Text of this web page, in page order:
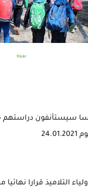
flickr
التلاميذ قرارا